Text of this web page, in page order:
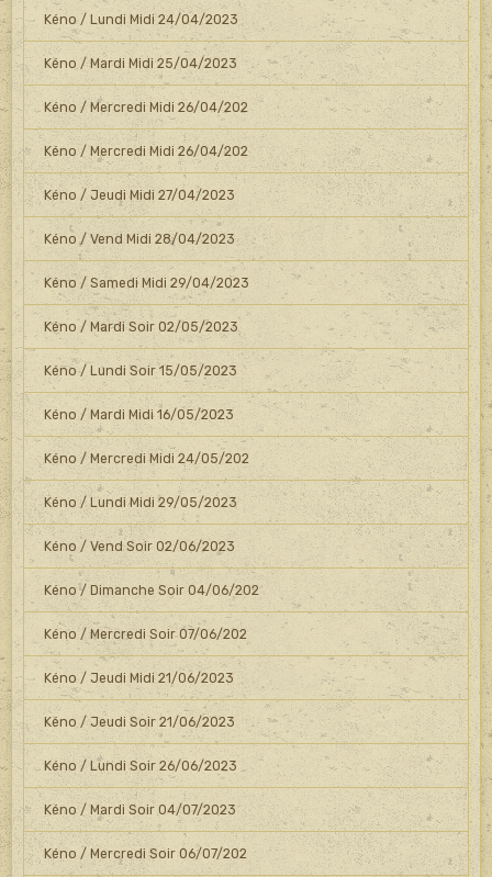
Kéno / Lundi Midi 24/04/2023
Kéno / Mardi Midi 25/04/2023
Kéno / Mercredi Midi 26/04/202
Kéno / Mercredi Midi 26/04/202
Kéno / Jeudi Midi 27/04/2023
Kéno / Vend Midi 28/04/2023
Kéno / Samedi Midi 29/04/2023
Kéno / Mardi Soir 02/05/2023
Kéno / Lundi Soir 15/05/2023
Kéno / Mardi Midi 16/05/2023
Kéno / Mercredi Midi 24/05/202
Kéno / Lundi Midi 29/05/2023
Kéno / Vend Soir 02/06/2023
Kéno / Dimanche Soir 04/06/202
Kéno / Mercredi Soir 07/06/202
Kéno / Jeudi Midi 21/06/2023
Kéno / Jeudi Soir 21/06/2023
Kéno / Lundi Soir 26/06/2023
Kéno / Mardi Soir 04/07/2023
Kéno / Mercredi Soir 06/07/202